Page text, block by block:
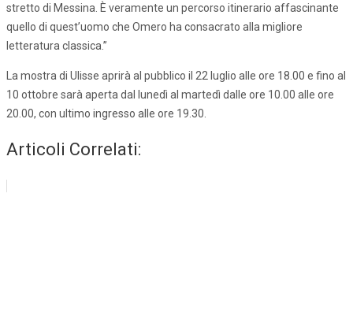
stretto di Messina. È veramente un percorso itinerario affascinante
quello di quest’uomo che Omero ha consacrato alla migliore
letteratura classica.”
La mostra di Ulisse aprirà al pubblico il 22 luglio alle ore 18.00 e fino al
10 ottobre sarà aperta dal lunedì al martedì dalle ore 10.00 alle ore
20.00, con ultimo ingresso alle ore 19.30.
Articoli Correlati: